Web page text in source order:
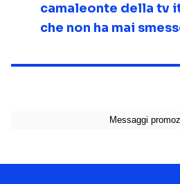
camaleonte della tv
che non ha mai